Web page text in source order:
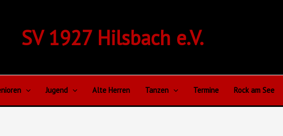
SV 1927 Hilsbach e.V.
Jugend Alte Herren Tanzen Termine Rock am See